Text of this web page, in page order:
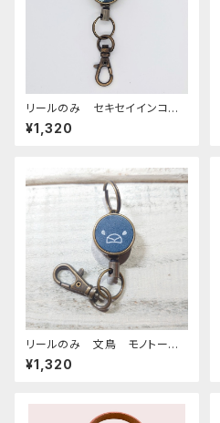
リールのみ セキセイインコ
レインボー ネイビー せきせ
いいんこ
¥1,320
リールのみ 文鳥 モノトー
ン ネイビー ぶんちょう ブン
チョウ
¥1,320